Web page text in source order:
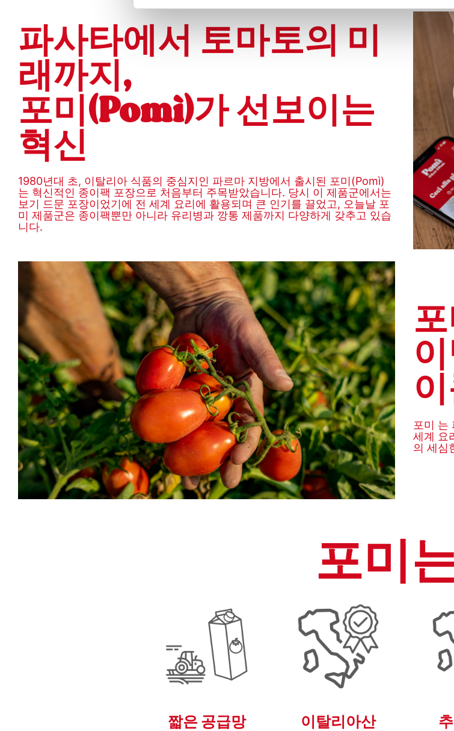
파사타에서 토마토의 미
래까지,
포미(Pomì)가 선보이는
혁신
1980년대 초, 이탈리아 식품의 중심지인 파르마 지방에서 출시된 포미(Pomì)
는 혁신적인 종이팩 포장으로 처음부터 주목받았습니다. 당시 이 제품군에서는
보기 드문 포장이었기에 전 세계 요리에 활용되며 큰 인기를 끌었고, 오늘날 포
미 제품군은 종이팩뿐만 아니라 유리병과 깡통 제품까지 다양하게 갖추고 있습
니다.
포미 는
세계 요
의 세심
포미
짧은 공급망 이탈리아산